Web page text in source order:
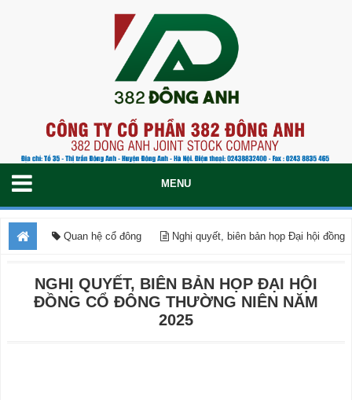
Quan hệ cổ đông Nghị quyết, biên bản họp Đại hội đồng
NGHỊ QUYẾT, BIÊN BẢN HỌP ĐẠI HỘI
ĐỒNG CỔ ĐÔNG THƯỜNG NIÊN NĂM
2025